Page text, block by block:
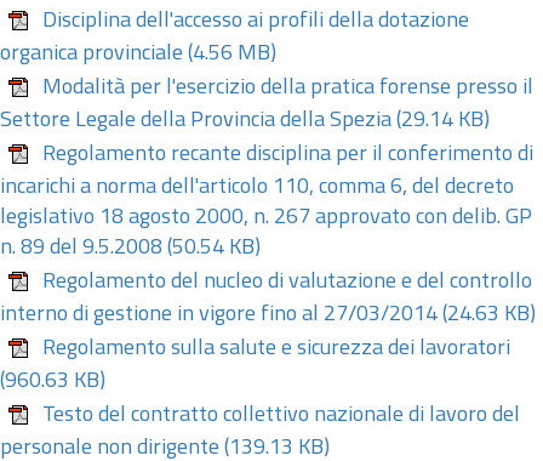
Disciplina dell'accesso ai profili della dotazione
organica provinciale (4.56 MB)
Modalità per l'esercizio della pratica forense presso il
Settore Legale della Provincia della Spezia (29.14 KB)
Regolamento recante disciplina per il conferimento di
incarichi a norma dell'articolo 110, comma 6, del decreto
legislativo 18 agosto 2000, n. 267 approvato con delib. GP
n. 89 del 9.5.2008 (50.54 KB)
Regolamento del nucleo di valutazione e del controllo
interno di gestione in vigore fino al 27/03/2014 (24.63 KB)
Regolamento sulla salute e sicurezza dei lavoratori
(960.63 KB)
Testo del contratto collettivo nazionale di lavoro del
personale non dirigente (139.13 KB)